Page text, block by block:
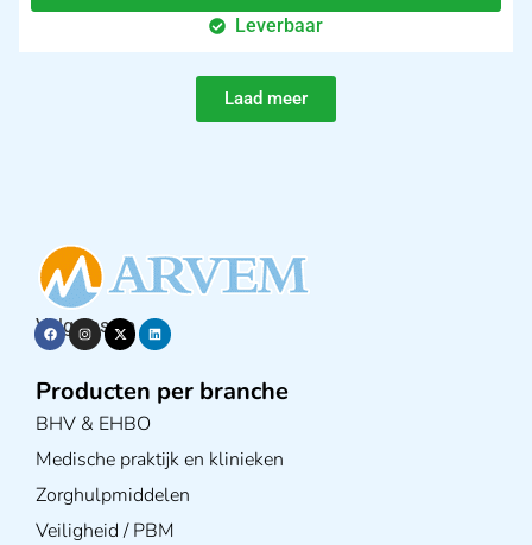
Leverbaar
Laad meer
Volg ons op
Producten per branche
BHV & EHBO
Medische praktijk en klinieken
Zorghulpmiddelen
Veiligheid / PBM